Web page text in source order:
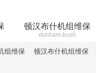
顿汉布什机组维保
dunham-bush
组维保 顿汉布什机组维保